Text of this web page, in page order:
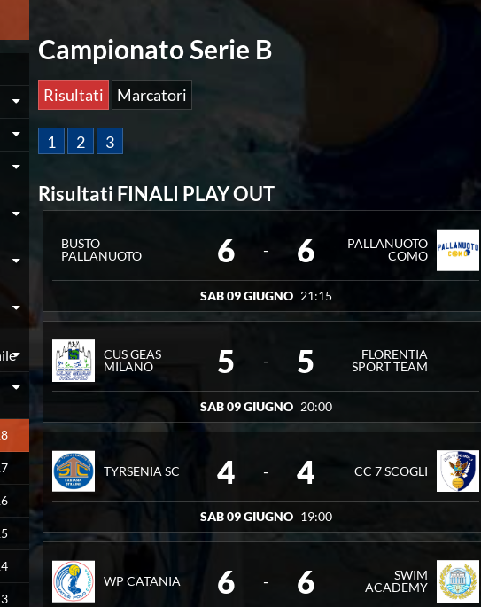
Campionato Serie B
Risultati Marcatori
1 2 3
Risultati FINALI PLAY OUT
BUSTO
PALLANUOTO
6 - 6
PALLANUOTO
COMO
SAB 09 GIUGNO 21:15
CUS GEAS
MILANO
5 - 5
FLORENTIA
SPORT TEAM
SAB 09 GIUGNO 20:00
TYRSENIA SC 4 - 4 CC 7 SCOGLI
SAB 09 GIUGNO 19:00
WP CATANIA 6 - 6
SWIM
ACADEMY
NOME